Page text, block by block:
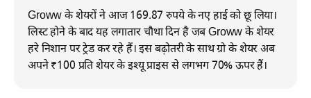
Groww के शेयरों ने आज 169.87 रुपये के नए हाई को छू लिया।
लिस्ट होने के बाद यह लगातार चौथा दिन है जब Groww के शेयर
हरे निशान पर ट्रेड कर रहे हैं। इस बढ़ोतरी के साथ ग्रो के शेयर अब
अपने ₹100 प्रति शेयर के इश्यू प्राइस से लगभग 70% ऊपर हैं।